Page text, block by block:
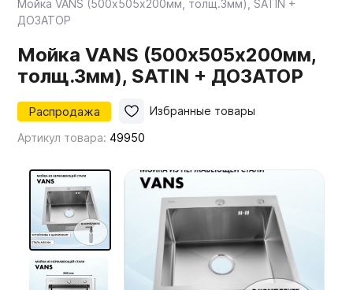
Фурнитура
Столешницы
Мой ЭГГЕР
Мебельные образцы, каталоги
Мойка VANS (500х505х200мм, толщ.3мм), SATIN +
ДОЗАТОР
Мойка VANS (500х505х200мм,
толщ.3мм), SATIN + ДОЗАТОР
Распродажа
Артикул товара: 49950
Избранные товары